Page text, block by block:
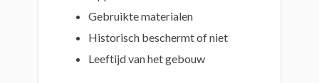
Gebruikte materialen
Historisch beschermt of niet
Leeftijd van het gebouw